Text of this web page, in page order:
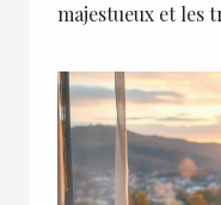
majestueux et les